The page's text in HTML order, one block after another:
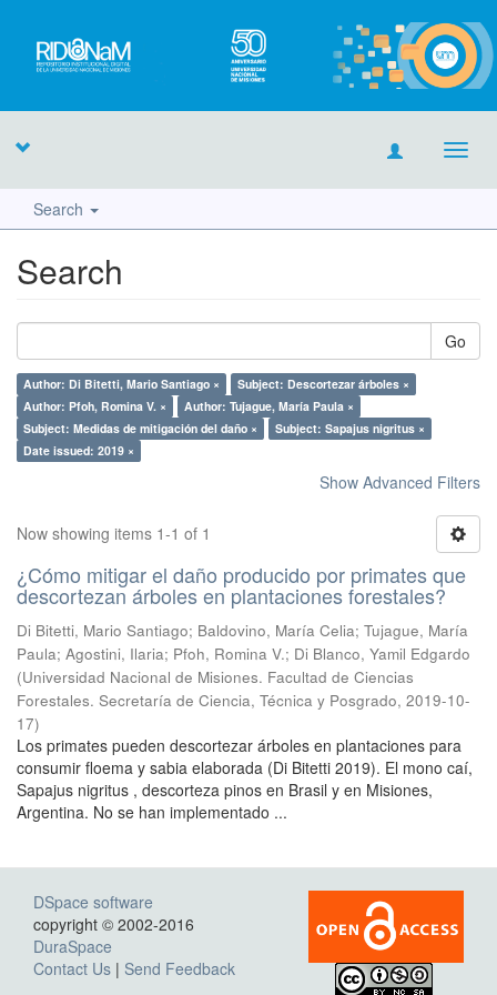
Search
Search
Go
Author: Di Bitetti, Mario Santiago ×
Subject: Descortezar árboles ×
Author: Pfoh, Romina V. ×
Author: Tujague, María Paula ×
Subject: Medidas de mitigación del daño ×
Subject: Sapajus nigritus ×
Date issued: 2019 ×
Show Advanced Filters
Now showing items 1-1 of 1
¿Cómo mitigar el daño producido por primates que
descortezan árboles en plantaciones forestales?
Di Bitetti, Mario Santiago; Baldovino, María Celia; Tujague, María
Paula; Agostini, Ilaria; Pfoh, Romina V.; Di Blanco, Yamil Edgardo
(Universidad Nacional de Misiones. Facultad de Ciencias
Forestales. Secretaría de Ciencia, Técnica y Posgrado, 2019-10-
17)
Los primates pueden descortezar árboles en plantaciones para
consumir floema y sabia elaborada (Di Bitetti 2019). El mono caí,
Sapajus nigritus , descorteza pinos en Brasil y en Misiones,
Argentina. No se han implementado ...
DSpace software
copyright © 2002-2016
DuraSpace
Contact Us | Send Feedback